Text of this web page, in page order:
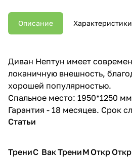
Описание Характеристики
Диван Нептун имеет
локаничную внешность,
хорошей популярностью.
Спальное место: 1950*1250
Гарантия - 18 месяцев. Срок
Статьи
ТрениС ВакТрениМОткр